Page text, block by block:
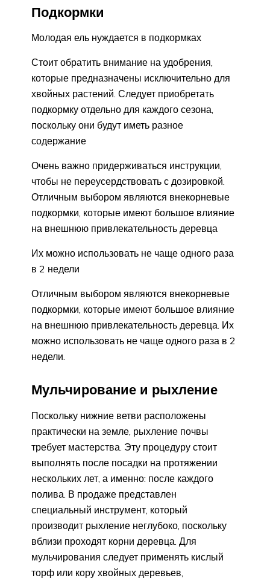
Подкормки
Молодая ель нуждается в подкормках
Стоит обратить внимание на удобрения,
которые предназначены исключительно для
хвойных растений. Следует приобретать
подкормку отдельно для каждого сезона,
поскольку они будут иметь разное
содержание
Очень важно придерживаться инструкции,
чтобы не переусердствовать с дозировкой.
Отличным выбором являются внекорневые
подкормки, которые имеют большое влияние
на внешнюю привлекательность деревца
Их можно использовать не чаще одного раза
в 2 недели
Отличным выбором являются внекорневые
подкормки, которые имеют большое влияние
на внешнюю привлекательность деревца. Их
можно использовать не чаще одного раза в 2
недели.
Мульчирование и рыхление
Поскольку нижние ветви расположены
практически на земле, рыхление почвы
требует мастерства. Эту процедуру стоит
выполнять после посадки на протяжении
нескольких лет, а именно: после каждого
полива. В продаже представлен
специальный инструмент, который
производит рыхление неглубоко, поскольку
вблизи проходят корни деревца. Для
мульчирования следует применять кислый
торф или кору хвойных деревьев,